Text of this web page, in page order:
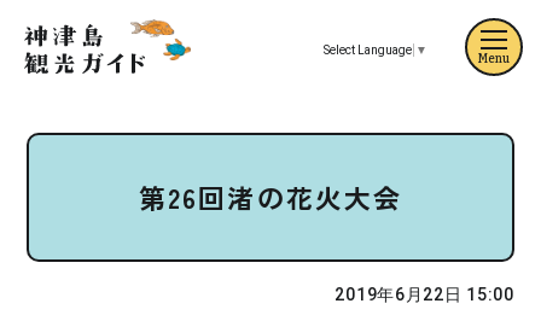
Select Language ▼
第26回渚の花火大会
2019年6月22日 15:00
Menu